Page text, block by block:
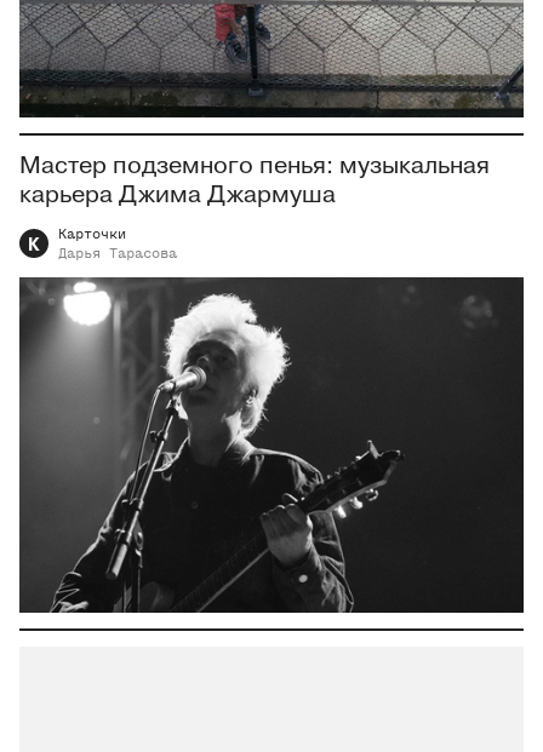
Мастер подземного пенья: музыкальная
карьера Джима Джармуша
К
Карточки
Дарья
Тарасова